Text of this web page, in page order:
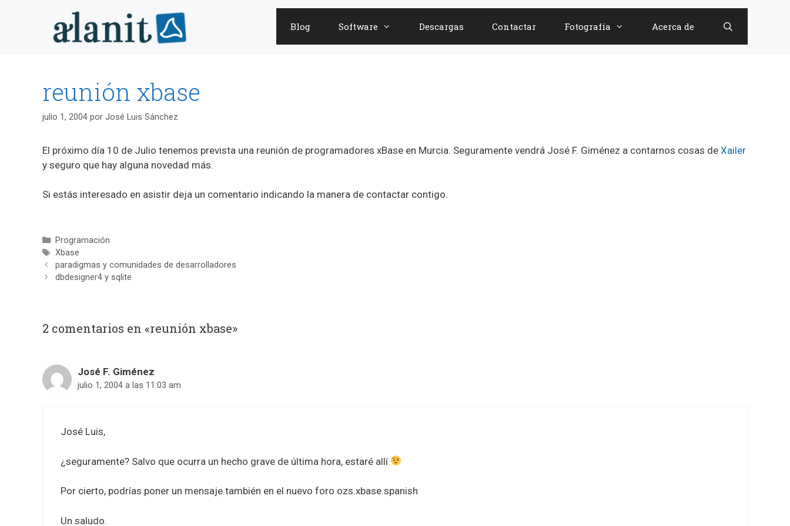
Blog Software Descargas Contactar Fotografía Acerca de
reunión xbase
julio 1, 2004 por José Luis Sánchez
El próximo día 10 de Julio tenemos prevista una reunión de programadores xBase en Murcia. Seguramente vendrá José F. Giménez a contarnos cosas de Xailer
y seguro que hay alguna novedad más.
Si estás interesado en asistir deja un comentario indicando la manera de contactar contigo.
Categorías
Programación
Etiquetas
Xbase
paradigmas y comunidades de desarrolladores
dbdesigner4 y sqlite
2 comentarios en «reunión xbase»
José F. Giménez
julio 1, 2004 a las 11:03 am
José Luis,
¿seguramente? Salvo que ocurra un hecho grave de última hora, estaré allí
Por cierto, podrías poner un mensaje también en el nuevo foro ozs.xbase.spanish
Un saludo.